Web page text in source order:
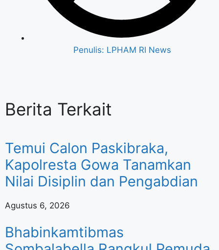
Penulis: LPHAM RI News
Berita Terkait
Temui Calon Paskibraka,
Kapolresta Gowa Tanamkan
Nilai Disiplin dan Pengabdian
Agustus 6, 2026
Bhabinkamtibmas